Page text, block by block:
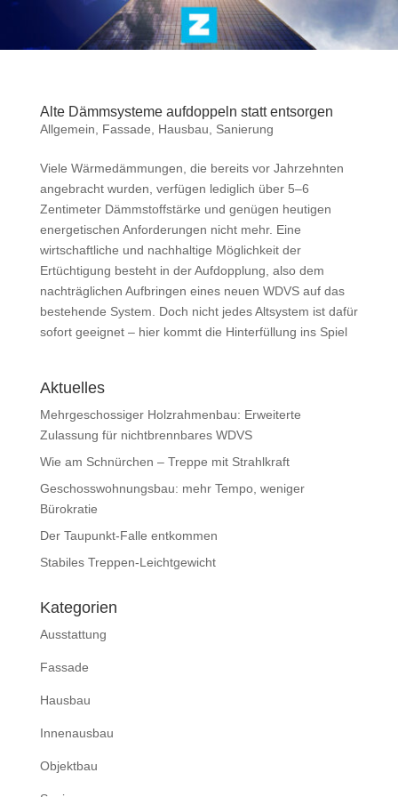
Alte Dämmsysteme aufdoppeln statt entsorgen
Allgemein, Fassade, Hausbau, Sanierung
Viele Wärmedämmungen, die bereits vor Jahrzehnten
angebracht wurden, verfügen lediglich über 5–6
Zentimeter Dämmstoffstärke und genügen heutigen
energetischen Anforderungen nicht mehr. Eine
wirtschaftliche und nachhaltige Möglichkeit der
Ertüchtigung besteht in der Aufdopplung, also dem
nachträglichen Aufbringen eines neuen WDVS auf das
bestehende System. Doch nicht jedes Altsystem ist dafür
sofort geeignet – hier kommt die Hinterfüllung ins Spiel
Aktuelles
Mehrgeschossiger Holzrahmenbau: Erweiterte
Zulassung für nichtbrennbares WDVS
Wie am Schnürchen – Treppe mit Strahlkraft
Geschosswohnungsbau: mehr Tempo, weniger
Bürokratie
Der Taupunkt-Falle entkommen
Stabiles Treppen-Leichtgewicht
Kategorien
Ausstattung
Fassade
Hausbau
Innenausbau
Objektbau